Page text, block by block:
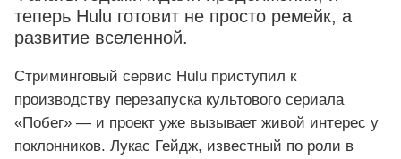
теперь Hulu готовит не просто ремейк, а
развитие вселенной.
Стриминговый сервис Hulu приступил к
производству перезапуска культового сериала
«Побег» — и проект уже вызывает живой интерес у
поклонников. Лукас Гейдж, известный по роли в